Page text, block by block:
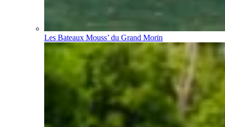
Les Bateaux Mouss’ du Grand Morin